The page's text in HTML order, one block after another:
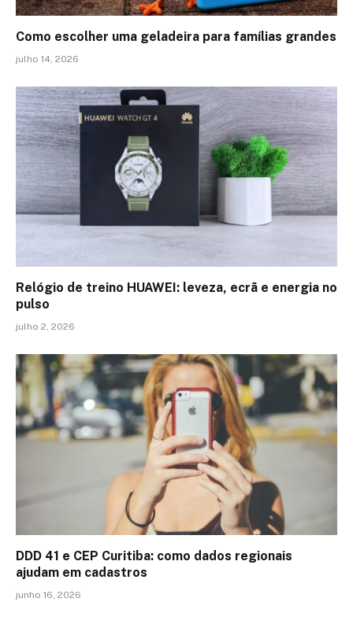
Como escolher uma geladeira para famílias grandes
julho 14, 2026
Relógio de treino​ HUAWEI: leveza, ecrã e energia no
pulso
julho 2, 2026
DDD 41 e CEP Curitiba: como dados regionais
ajudam em cadastros
junho 16, 2026